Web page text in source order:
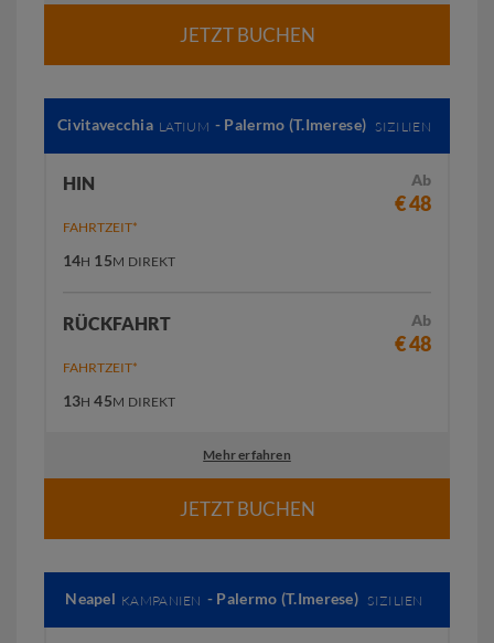
JETZT BUCHEN
Civitavecchia LATIUM - Palermo (T.Imerese) SIZILIEN
HIN Ab
€ 48
FAHRTZEIT*
14H 15M DIREKT
RÜCKFAHRT Ab
€ 48
FAHRTZEIT*
13H 45M DIREKT
Mehr erfahren
JETZT BUCHEN
Neapel KAMPANIEN - Palermo (T.Imerese) SIZILIEN